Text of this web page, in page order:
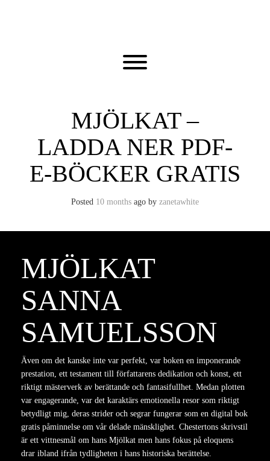
Toggle menu visibility.
MJÖLKAT –
LADDA NER PDF-
E-BÖCKER GRATIS
Posted 10 months ago by zanetawhite
MJÖLKAT
SANNA
SAMUELSSON
Även om det kanske inte var perfekt, var boken en imponerande
prestation, ett testament till författarens dedikation och konst, ett
riktigt mästerverk av berättande och fantasifullhet. Medan plotten
var engagerande, var det karaktärs emotionella resor som riktigt
betydligt mig, deras strider och segrar fungerar som en digital bok
gratis påminnelse om vår delade mänsklighet. Chestertons skrivstil
är ett vittnesmål om hans Mjölkat men hans fokus på eloquens
drar ibland ifrån tydligheten i hans historiska berättelse.